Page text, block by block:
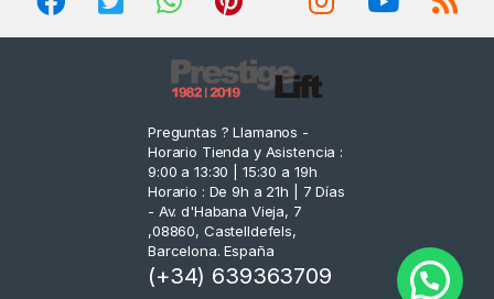
a
Preguntas ? Llamanos -
Horario Tienda y Asistencia :
9:00 a 13:30 | 15:30 a 19h
Horario : De 9h a 21h | 7 Días
- Av. d'Habana Vieja, 7
,08860, Castelldefels,
Barcelona. España
(+34) 639363709